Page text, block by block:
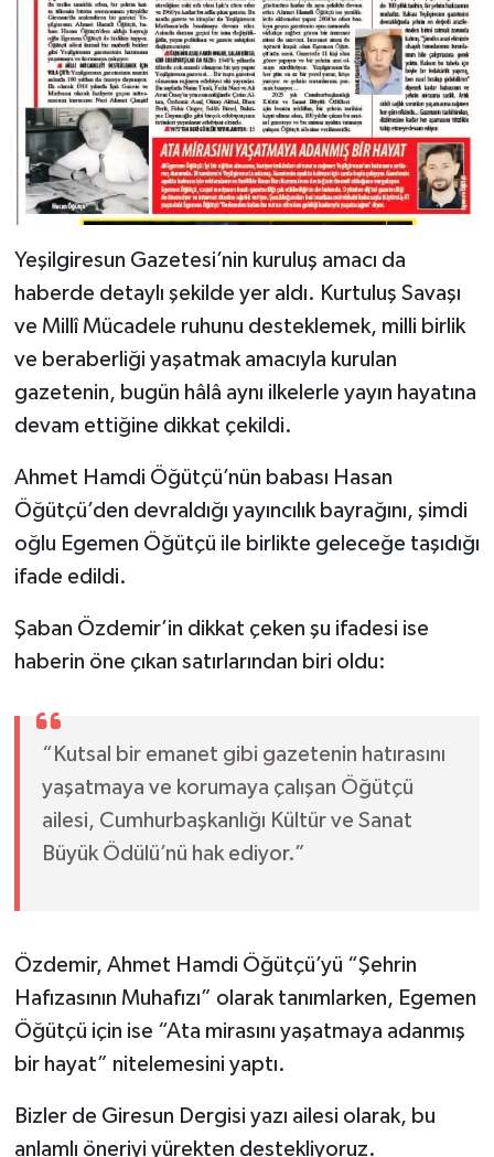
Yeşilgiresun Gazetesi’nin kuruluş amacı da
haberde detaylı şekilde yer aldı. Kurtuluş Savaşı
ve Millî Mücadele ruhunu desteklemek, milli birlik
ve beraberliği yaşatmak amacıyla kurulan
gazetenin, bugün hâlâ aynı ilkelerle yayın hayatına
devam ettiğine dikkat çekildi.
Ahmet Hamdi Öğütçü’nün babası Hasan
Öğütçü’den devraldığı yayıncılık bayrağını, şimdi
oğlu Egemen Öğütçü ile birlikte geleceğe taşıdığı
ifade edildi.
Şaban Özdemir’in dikkat çeken şu ifadesi ise
haberin öne çıkan satırlarından biri oldu:
“Kutsal bir emanet gibi gazetenin hatırasını
yaşatmaya ve korumaya çalışan Öğütçü
ailesi, Cumhurbaşkanlığı Kültür ve Sanat
Büyük Ödülü’nü hak ediyor.”
Özdemir, Ahmet Hamdi Öğütçü’yü “Şehrin
Hafızasının Muhafızı” olarak tanımlarken, Egemen
Öğütçü için ise “Ata mirasını yaşatmaya adanmış
bir hayat” nitelemesini yaptı.
Bizler de Giresun Dergisi yazı ailesi olarak, bu
anlamlı öneriyi yürekten destekliyoruz.